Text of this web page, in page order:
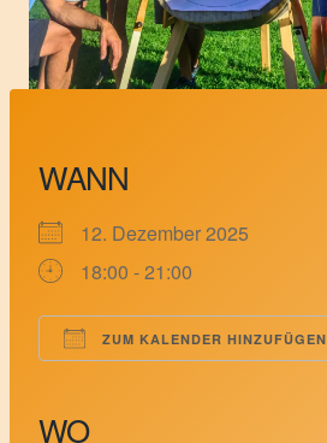
WANN
12. Dezember 2025
18:00 - 21:00
ZUM KALENDER HINZUFÜGEN
WO